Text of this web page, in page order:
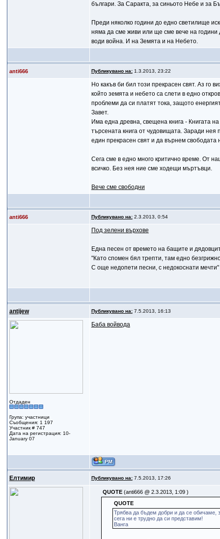
българи. За Саракта, за синьото Небе и за
Преди няколко години до едно светилище
няма да сме живи или ще сме вече на години
води война. И на Земята и на Небето.
anti666 Публикувано на:1.3.2013, 23:22
Но какъв би бил този прекрасен свят. Аз го
който земята и небето са слети в едно
проблеми да си платят тока, защото
Завет.
Има една древна, свещена книга - Книгата
търсената книга от чудовищата. Заради
един прекрасен свят и да върнем свободата
Сега сме в едно много критично време. От
всичко. Без нея ние сме ходещи мъртъвци.
Вече сме свободни
anti666 Публикувано на:2.3.2013, 0:54
Под зелени върхове
Една песен от времето на бащите и
"Като спомен бял трепти, там едно
С още недопети песни, с недокоснати мечти"
antijew Публикувано на:7.5.2013, 16:13
Отдаден
Група: участници
Съобщения: 1 197
Участник # 747
Дата на регистрация: 10-
January 07
Баба войвода
Елтимир Публикувано на:7.5.2013, 17:26
QUOTE (anti666 @ 2.3.2013, 1:09 )
QUOTE
Трябва да бъдем добри и да се обичаме,
сега ни е трудно да си представим!
Ванга